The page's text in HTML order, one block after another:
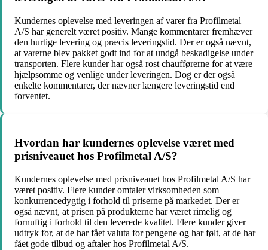
Kundernes oplevelse med leveringen af varer fra Profilmetal
A/S har generelt været positiv. Mange kommentarer fremhæver
den hurtige levering og præcis leveringstid. Der er også nævnt,
at varerne blev pakket godt ind for at undgå beskadigelse under
transporten. Flere kunder har også rost chaufførerne for at være
hjælpsomme og venlige under leveringen. Dog er der også
enkelte kommentarer, der nævner længere leveringstid end
forventet.
Hvordan har kundernes oplevelse været med
prisniveauet hos Profilmetal A/S?
Kundernes oplevelse med prisniveauet hos Profilmetal A/S har
været positiv. Flere kunder omtaler virksomheden som
konkurrencedygtig i forhold til priserne på markedet. Der er
også nævnt, at prisen på produkterne har været rimelig og
fornuftig i forhold til den leverede kvalitet. Flere kunder giver
udtryk for, at de har fået valuta for pengene og har følt, at de har
fået gode tilbud og aftaler hos Profilmetal A/S.